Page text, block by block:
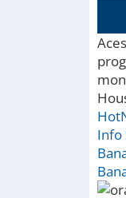
Info